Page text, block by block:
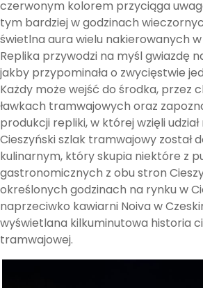
czerwonym kolorem przyciąga
tym bardziej w godzinach
świetlna aura wielu nakierowanych
Replika przywodzi na myśl gwiazdę
jakby przypominała o zwycięstwie
Każdy może wejść do środka, przez
ławkach tramwajowych oraz
produkcji repliki, w której wzięli
Cieszyński szlak tramwajowy został
kulinarnym, który skupia niektóre z
gastronomicznych z obu stron
określonych godzinach na rynku w
naprzeciwko kawiarni Noiva w
wyświetlana kilkuminutowa historia
tramwajowej.